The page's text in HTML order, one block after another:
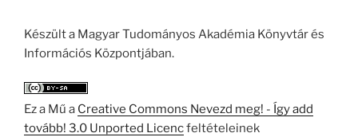
Készült a Magyar Tudományos Akadémia Könyvtár és
Információs Központjában.
Ez a Mű a Creative Commons Nevezd meg! - Így add
tovább! 3.0 Unported Licencfeltételeinek